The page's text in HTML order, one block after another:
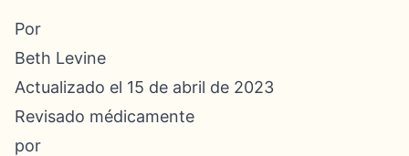
Por
Beth Levine
Actualizado el 15 de abril de 2023
Revisado médicamente
por